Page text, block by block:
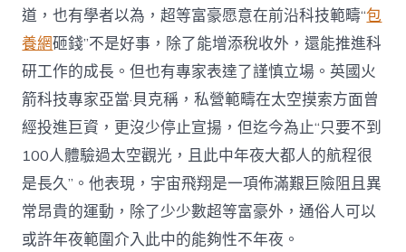
道，也有學者以為，超等富豪愿意在前沿科技範疇“包
養網砸錢”不是好事，除了能增添稅收外，還能推進科
研工作的成長。但也有專家表達了謹慎立場。英國火
箭科技專家亞當·貝克稱，私營範疇在太空摸索方面曾
經投進巨資，更沒少停止宣揚，但迄今為止“只要不到
100人體驗過太空觀光，且此中年夜大都人的航程很
是長久”。他表現，宇宙飛翔是一項佈滿艱巨險阻且異
常昂貴的運動，除了少少數超等富豪外，通俗人可以
或許年夜範圍介入此中的能夠性不年夜。